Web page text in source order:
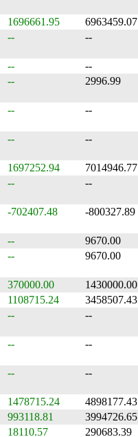
1696661.95
6963459.07
-- --
--
--
-- 2996.99
-- --
-- --
1697252.94
7014946.77
-- --
-702407.48 -800327.89
--
9670.00
-- 9670.00
370000.00
1430000.00
1108715.24
3458507.43
-- --
-- --
-- --
1478715.24
4898177.43
993118.81
3994726.65
18110.57 290683.39